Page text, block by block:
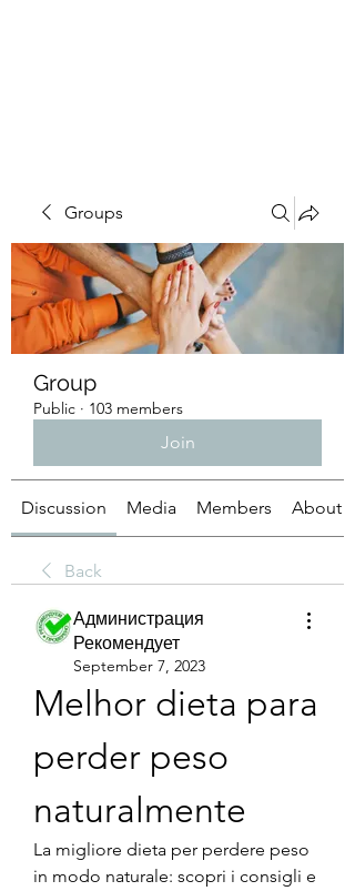
Groups
Group
Public · 103 members
Join
Discussion Media Members About
Back
Администрация
Рекомендует
September 7, 2023
Melhor dieta para
perder peso
naturalmente
La migliore dieta per perdere peso
in modo naturale: scopri i consigli e